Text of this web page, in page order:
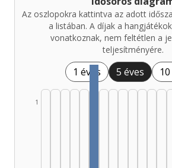
Az oszlopokra kattintva az adott
a listában. A díjak a
vonatkoznak, nem feltétlen a
teljesítményére.
1 éves 5 éves
1